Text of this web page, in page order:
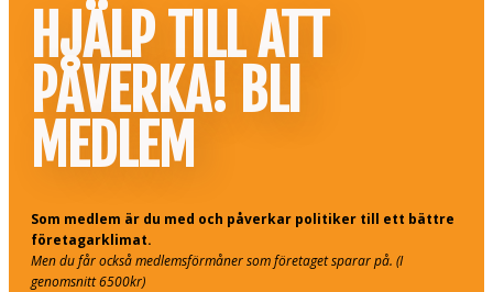
HJÄLP TILL ATT
PÅVERKA! BLI
MEDLEM
Som medlem är du med och påverkar politiker till ett bättre
företagarklimat.
Men du får också medlemsförmåner som företaget sparar på. (I
genomsnitt 6500kr)